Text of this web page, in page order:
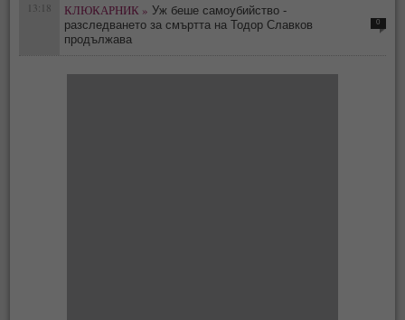
13:18 КЛЮКАРНИК » Уж беше самоубийство -
разследването за смъртта на Тодор Славков
продължава
0